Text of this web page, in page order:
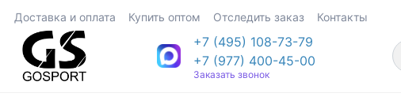
Доставка и оплата Купить оптом Отследить заказ Контакты
+7 (495) 108-73-79
+7 (977) 400-45-00
Заказать звонок